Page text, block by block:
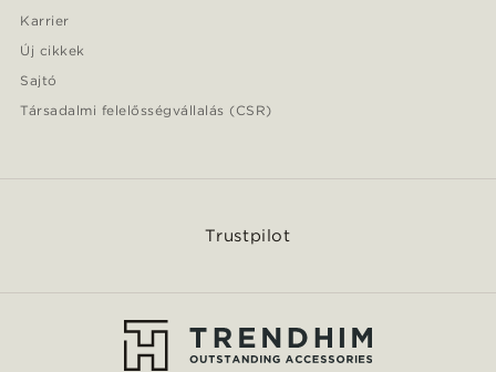
Karrier
Új cikkek
Sajtó
Társadalmi felelősségvállalás (CSR)
Trustpilot